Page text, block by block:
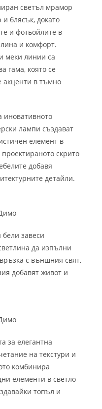
светъл мрамор
блясък, докато
и фотьойлите в
и комфорт.
меки линии са
гама, която се
акценти в тъмно
иновативното
лампи създават
елемент в
скрито
добавя
детайли.
завеси
да изпълни
с външния свят,
добавят живот и
за елегантна
на текстури и
комбинира
елементи в светло
топъл и